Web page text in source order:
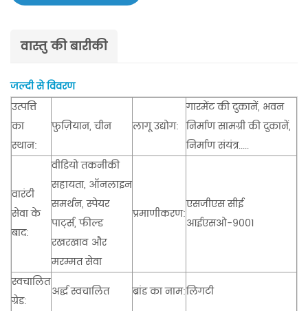
वास्तु की बारीकी
जल्दी से विवरण
उत्पत्ति
का
स्थान:
फ़ुज़ियान, चीन लागू उद्योग:
गारमेंट की दुकानें, भवन
निर्माण सामग्री की दुकानें,
निर्माण संयंत्र.....
वारंटी
सेवा के
बाद:
वीडियो तकनीकी
सहायता, ऑनलाइन
समर्थन, स्पेयर
पार्ट्स, फील्ड
रखरखाव और
मरम्मत सेवा
प्रमाणीकरण:
एसजीएस सीई
आईएसओ-9001
स्वचालित
ग्रेड:
अर्द्ध स्वचालित ब्रांड का नाम:लिंगटी